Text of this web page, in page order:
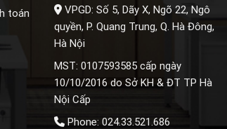
toán
VPGD: Số 5, Dãy X, Ngõ 22, Ngô
quyền, P. Quang Trung, Q. Hà Đông,
Hà Nội
MST: 0107593585 cấp ngày
10/10/2016 do Sở KH & ĐT TP Hà
Nội Cấp
Phone: 024.33.521.686